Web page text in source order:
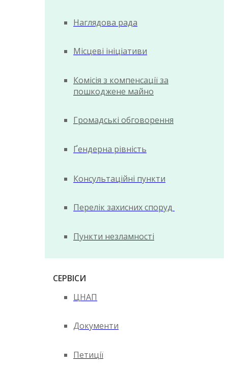
Наглядова рада
Місцеві ініціативи
Комісія з компенсації за
пошкоджене майно
Громадські обговорення
Ґендерна рівність
Консультаційні пункти
Перелік захисних споруд
Пункти незламності
СЕРВІСИ
ЦНАП
Документи
Петиції